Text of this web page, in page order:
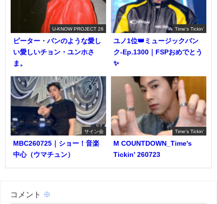
U-KNOW PROJECT 26
ピーター・パンのような愛し
い愛しいチョン・ユンホさ
ま。
Time's Tickin'
ユノ1位👑ミュージックバン
ク-Ep.1300｜FSPおめでとう
✨️
サイン会
MBC260725｜ショー！音楽
中心（ウマチュン）
Time's Tickin'
M COUNTDOWN_Time's
Tickin' 260723
コメント ※